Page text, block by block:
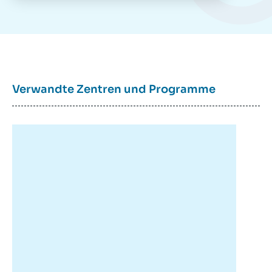
Verwandte Zentren und Programme